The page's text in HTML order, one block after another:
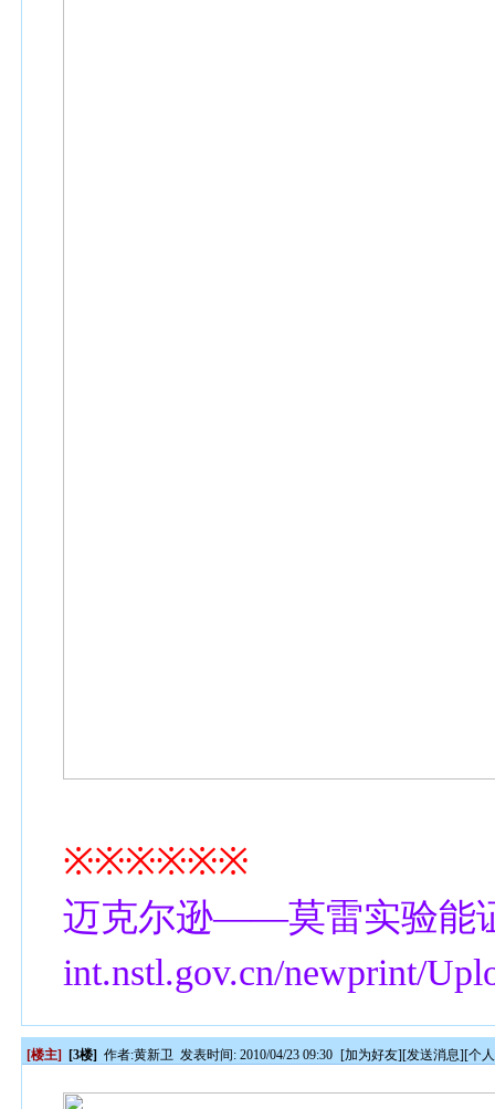
※※※※※※
迈克尔逊——莫雷实验能
int.nstl.gov.cn/newprint/
[楼主] [3楼] 作者:黄新卫 发表时间: 2010/04/23 09:30 [加为好友][发送消息][个